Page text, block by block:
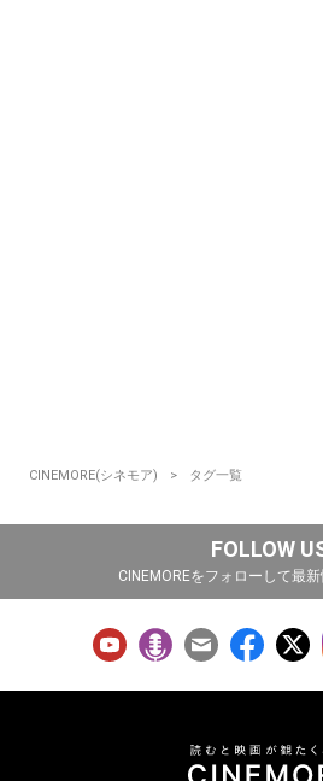
CINEMORE(シネモア) タグ一覧
FOLLOW
CINEMOREをフォローして最